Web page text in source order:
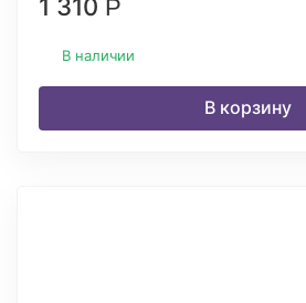
1 310 Р
В наличии
В корзину